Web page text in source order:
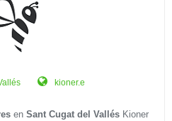
kioner.e
en Sant Cugat del Vallés Kioner